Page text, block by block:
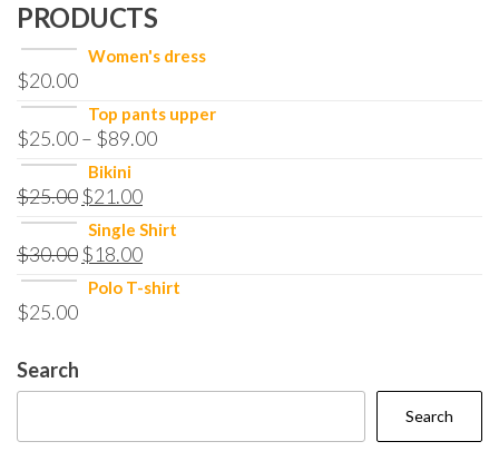
PRODUCTS
Women's dress
$20.00
Top pants upper
$25.00– $89.00
Bikini
$25.00$21.00
Single Shirt
$30.00$18.00
Polo T-shirt
$25.00
Search
Search